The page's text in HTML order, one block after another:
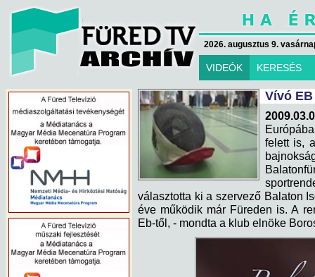
2026. augusztus 9.
VIDEÓK KERESÉS
Vívó
felett is,
választotta ki a szervező Balaton
éve működik már Füreden is. A
Eb-től, - mondta a klub elnöke